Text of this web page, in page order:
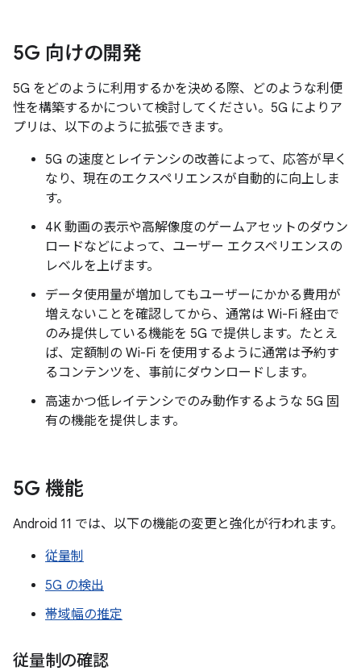
5G 向けの開発
5G をどのように利用するかを決める際、どのような利便
性を構築するかについて検討してください。5G によりア
プリは、以下のように拡張できます。
5G の速度とレイテンシの改善によって、応答が早く
なり、現在のエクスペリエンスが自動的に向上しま
す。
4K 動画の表示や高解像度のゲームアセットのダウン
ロードなどによって、ユーザー エクスペリエンスの
レベルを上げます。
データ使用量が増加してもユーザーにかかる費用が
増えないことを確認してから、通常は Wi-Fi 経由で
のみ提供している機能を 5G で提供します。たとえ
ば、定額制の Wi-Fi を使用するように通常は予約す
るコンテンツを、事前にダウンロードします。
高速かつ低レイテンシでのみ動作するような 5G 固
有の機能を提供します。
5G 機能
Android 11 では、以下の機能の変更と強化が行われます。
従量制
5G の検出
帯域幅の推定
従量制の確認